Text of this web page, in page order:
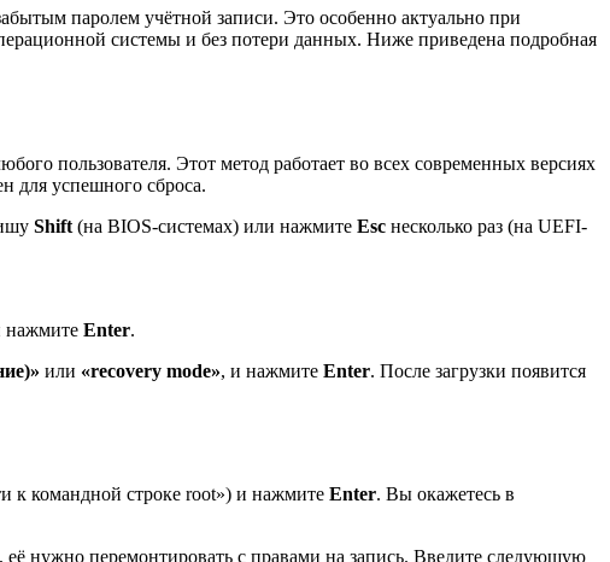
паролем учётной записи. Это особенно актуально при
системы и без потери данных. Ниже приведена подробная
пользователя. Этот метод работает во всех современных версиях
для успешного сброса.
Shift (на BIOS-системах) или нажмите Esc несколько раз (на UEFI-
нажмите Enter.
или «recovery mode», и нажмите Enter. После загрузки появится
к командной строке root») и нажмите Enter. Вы окажетесь в
нужно перемонтировать с правами на запись. Введите следующую